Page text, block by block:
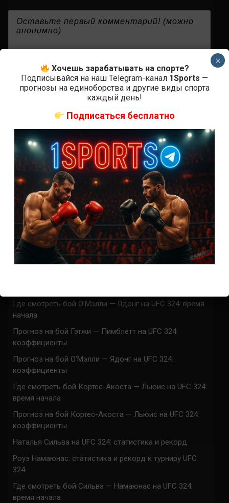
КОММЕНТАРИЕВ
СВЕЖИЕ ЗАПИСИ
ACA 200 прямая трансляция
Марафон боев UFC 325 прямая трансляция
UFC 324 прямая трансляция
Марафон боев UFC 324 прямая трансляция
Где смотреть бой О’Мэлли — Ядонг на UFC 324: время
начала
Прогноз на бой Гэтжи — Пимблетт на UFC 324:
коэффициенты
Прогноз на бой О’Мэлли — Ядонг на UFC 324:
коэффициенты
Где смотреть бой Кортес-Акоста — Льюис на UFC 324:
время начала
Прогноз на бой Кортес-Акоста — Льюис на UFC 324:
коэффициенты
Наталья Сильва на UFC 324: статистика и рекорд
Роуз Намаюнас: статистика и рекорд к турниру UFC
324
Где смотреть бой Сильва — Намаюнас на UFC 324:
время начала
Хочешь зарабатывать на спорте?
Подписывайся на наш Telegram-канал 1Sports —
прогнозы на единоборства и другие виды спорта
каждый день!
Подписаться бесплатно
×